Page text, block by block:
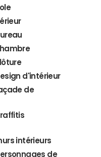
d'intérieur
de
intérieurs
de